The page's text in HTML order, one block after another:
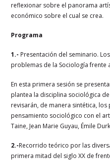
reflexionar sobre el panorama
económico sobre el cual se crea.
Programa
1.- Presentación del seminario.
problemas de la Sociología frente
En esta primera sesión se
plantea la disciplina sociológica
revisarán, de manera sintética,
pensamiento sociológico con el
Taine, Jean Marie Guyau, Émile
2.-Recorrido teórico por las
primera mitad del siglo XX de